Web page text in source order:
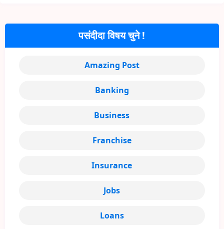
पसंदीदा विषय चुने !
Amazing Post
Banking
Business
Franchise
Insurance
Jobs
Loans